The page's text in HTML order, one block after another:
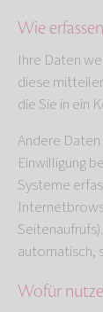
Wie
Ihre Daten
diese
die Sie in ein
Andere
Einwilligung
Systeme
automatisch,
Wofür